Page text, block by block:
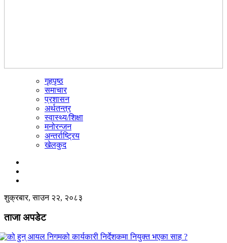
गृहपृष्ठ
समाचार
प्रशासन
अर्थतन्त्र
स्वास्थ्य/शिक्षा
मनोरन्जन
अन्तर्राष्ट्रिय
खेलकुद
शुक्रबार, साउन २२, २०८३
ताजा अपडेट